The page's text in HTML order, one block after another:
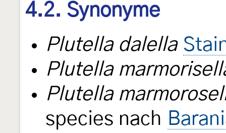
4.2. Synonyme
Plutella dalella
Plutella
Plutella
species nach